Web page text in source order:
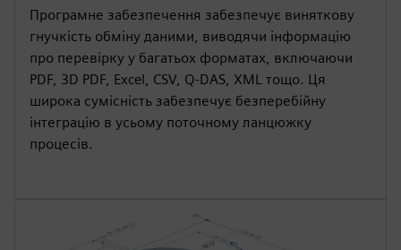
Програмне забезпечення забезпечує виняткову
гнучкість обміну даними, виводячи інформацію
про перевірку у багатьох форматах, включаючи
PDF, 3D PDF, Excel, CSV, Q-DAS, XML тощо. Ця
широка сумісність забезпечує безперебійну
інтеграцію в усьому поточному ланцюжку
процесів.